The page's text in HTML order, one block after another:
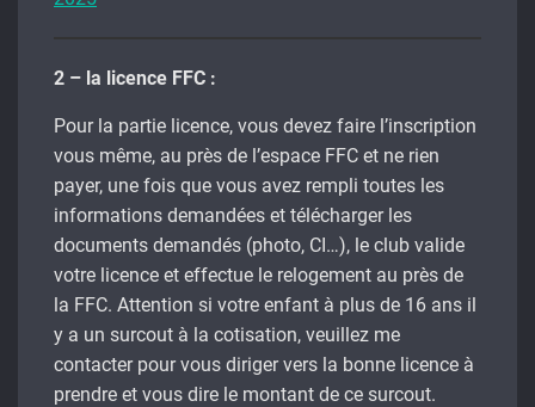
2 – la licence FFC :
Pour la partie licence, vous devez faire l’inscription
vous même, au près de l’espace FFC et ne rien
payer, une fois que vous avez rempli toutes les
informations demandées et télécharger les
documents demandés (photo, CI…), le club valide
votre licence et effectue le relogement au près de
la FFC. Attention si votre enfant à plus de 16 ans il
y a un surcout à la cotisation, veuillez me
contacter pour vous diriger vers la bonne licence à
prendre et vous dire le montant de ce surcout.